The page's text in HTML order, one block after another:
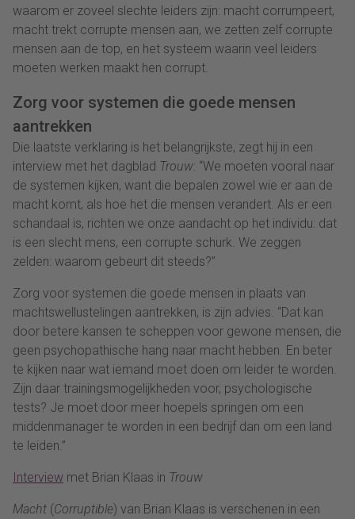
waarom er zoveel slechte leiders zijn: macht corrumpeert,
macht trekt corrupte mensen aan, we zetten zelf corrupte
mensen aan de top, en het systeem waarin veel leiders
moeten werken maakt hen corrupt.
Zorg voor systemen die goede mensen
aantrekken
Die laatste verklaring is het belangrijkste, zegt hij in een
interview met het dagblad Trouw: “We moeten vooral naar
de systemen kijken, want die bepalen zowel wie er aan de
macht komt, als hoe het die mensen verandert. Als er een
schandaal is, richten we onze aandacht op het individu: dat
is een slecht mens, een corrupte schurk. We zeggen
zelden: waarom gebeurt dit steeds?”
Zorg voor systemen die goede mensen in plaats van
machtswellustelingen aantrekken, is zijn advies. “Dat kan
door betere kansen te scheppen voor gewone mensen, die
geen psychopathische hang naar macht hebben. En beter
te kijken naar wat iemand moet doen om leider te worden.
Zijn daar trainingsmogelijkheden voor, psychologische
tests? Je moet door meer hoepels springen om een
middenmanager te worden in een bedrijf dan om een land
te leiden.”
Interview met Brian Klaas in Trouw
Macht (Corruptible) van Brian Klaas is verschenen in een